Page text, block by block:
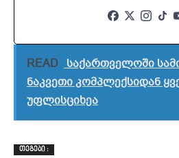
READ საქართველოში
ნაკვეთი კომპლექსიდან
უფლისციხეა
ᲗᲔᲒᲔᲑᲘ :